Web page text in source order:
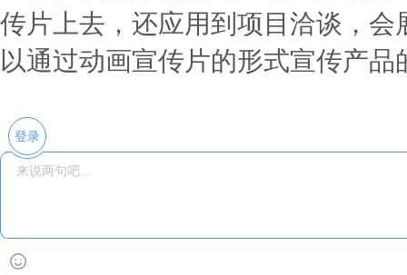
传片上去，还应用到项目洽谈，
以通过动画宣传片的形式宣传产品
登录